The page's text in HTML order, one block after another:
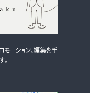
ーション、編集を手
。